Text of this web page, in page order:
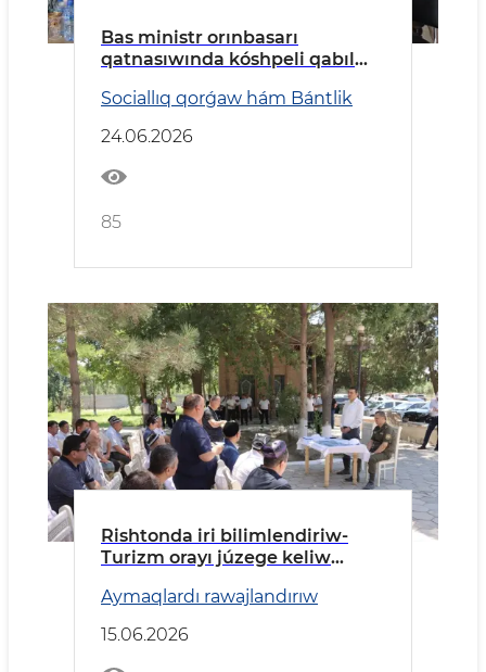
Bas ministr orınbasarı
qatnasıwında kóshpeli qabıl
Sociallıq qorǵaw hám Bántlik
24.06.2026
85
Rishtonda iri bilimlendiriw-
Turizm orayı júzege keliw
Aymaqlardı rawajlandırıw
15.06.2026